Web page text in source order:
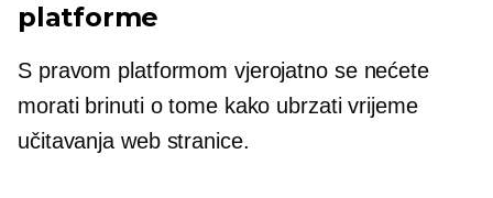
platforme
S pravom platformom vjerojatno se nećete
morati brinuti o tome kako ubrzati vrijeme
učitavanja web stranice.